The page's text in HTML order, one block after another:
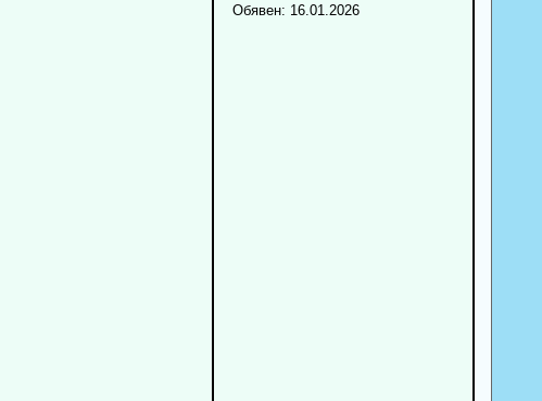
Обявен: 16.01.2026